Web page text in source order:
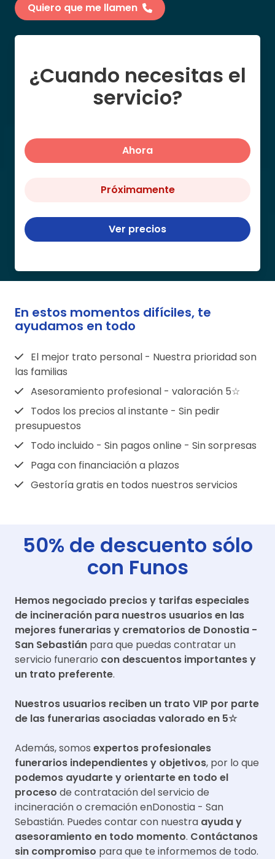
Quiero que me llamen
¿Cuando necesitas el
servicio?
Ahora
Próximamente
Ver precios
En estos momentos difíciles, te
ayudamos en todo
El mejor trato personal - Nuestra prioridad son
las familias
Asesoramiento profesional - valoración 5☆
Todos los precios al instante - Sin pedir
presupuestos
Todo incluido - Sin pagos online - Sin sorpresas
Paga con financiación a plazos
Gestoría gratis en todos nuestros servicios
50% de descuento sólo
con Funos
Hemos negociado precios y tarifas especiales
de incineración para nuestros usuarios en las
mejores funerarias y crematorios de Donostia -
San Sebastián para que puedas contratar un
servicio funerario con descuentos importantes y
un trato preferente.
Nuestros usuarios reciben un trato VIP por parte
de las funerarias asociadas valorado en 5☆
Además, somos expertos profesionales
funerarios independientes y objetivos, por lo que
podemos ayudarte y orientarte en todo el
proceso de contratación del servicio de
incineración o cremación enDonostia - San
Sebastián. Puedes contar con nuestra ayuda y
asesoramiento en todo momento. Contáctanos
sin compromiso para que te informemos de todo.